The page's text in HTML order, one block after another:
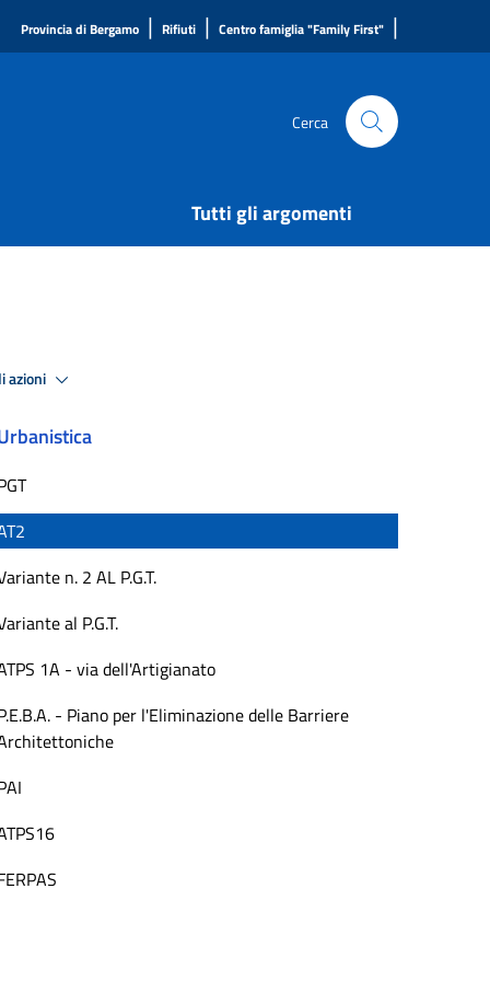
Provincia di Bergamo | Rifiuti | Centro famiglia "Family First" |
Cerca
Tutti gli argomenti
azioni
n. 2 AL P.G.T.
al P.G.T.
1A - via dell'Artigianato
- Piano per l'Eliminazione delle Barriere